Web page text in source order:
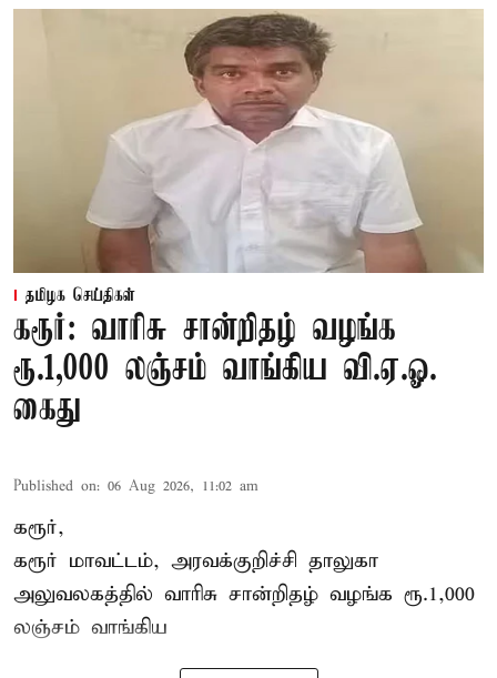
தமிழக செய்திகள்
கரூர்: வாரிசு சான்றிதழ் வழங்க
ரூ.1,000 லஞ்சம் வாங்கிய வி.ஏ.ஓ.
கைது
Published on: 06 Aug 2026, 11:02 am
கரூர்,
கரூர் மாவட்டம், அரவக்குறிச்சி தாலுகா
அலுவலகத்தில் வாரிசு சான்றிதழ் வழங்க ரூ.1,000
லஞ்சம் வாங்கிய